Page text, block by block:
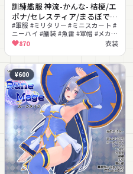
訓練艦服 神流-かんな- 桔梗/エ
ポナ/セレスティア/まるぼで
ぃ/リリエ/ソラハ/ミュリ
ネ/INABA/量産型のらきゃっと
ぷらす/リーファ/ルーナリット
#軍服 #ミリタリー #ミニスカート #
ニーハイ #艤装 #魚雷 #軍帽 #メカ #
かっこいい
870 衣装
¥600